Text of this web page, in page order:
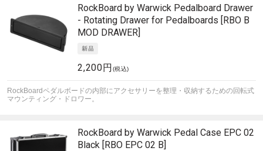
RockBoard by Warwick Pedalboard Drawer
- Rotating Drawer for Pedalboards [RBO B
MOD DRAWER]
2,200円 (税込)
RockBoardペダルボードの内部にアクセサリーを整理・収納するための回転式
マウンティング・ドロワー。
RockBoard by Warwick Pedal Case EPC 02
Black [RBO EPC 02 B]